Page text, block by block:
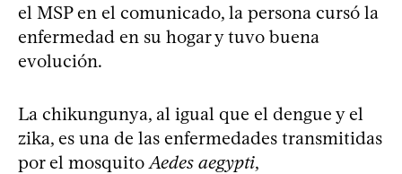
el MSP en el comunicado, la persona cursó la
enfermedad en su hogar y tuvo buena
evolución.
La chikungunya, al igual que el dengue y el
zika, es una de las enfermedades transmitidas
por el mosquito Aedes aegypti,